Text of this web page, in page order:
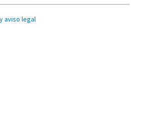
aviso legal